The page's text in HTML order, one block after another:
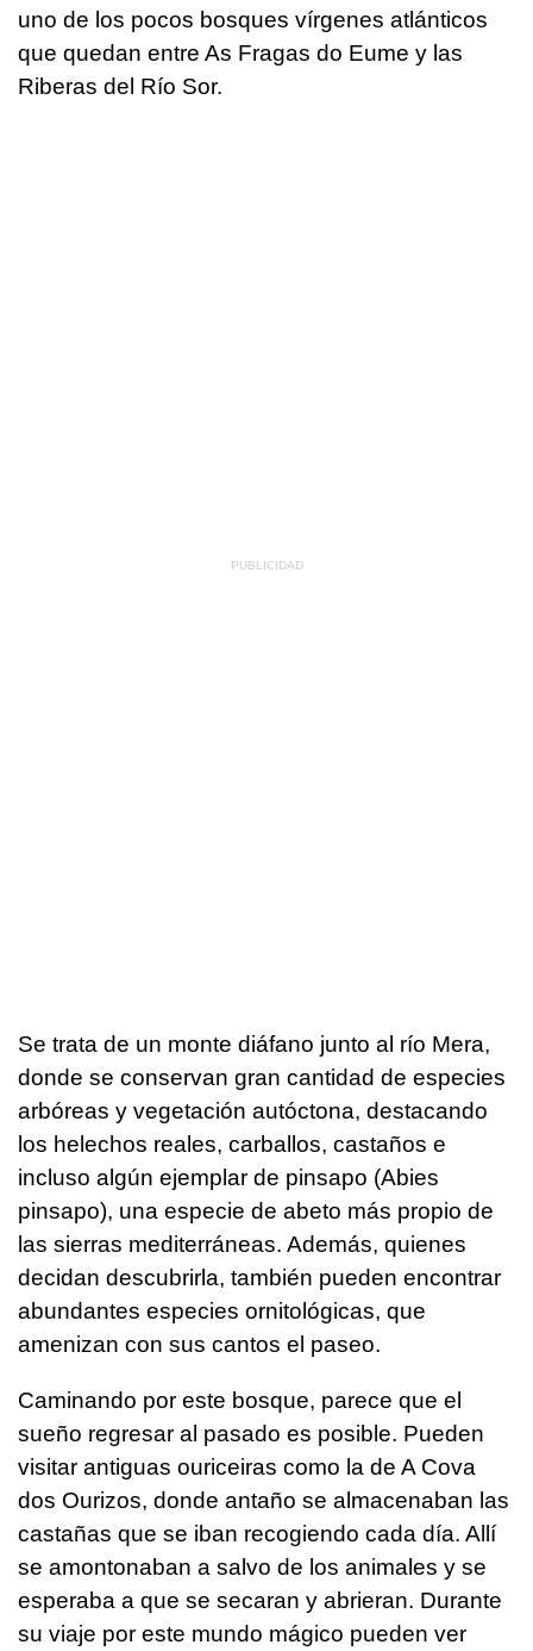
uno de los pocos bosques vírgenes atlánticos
que quedan entre As Fragas do Eume y las
Riberas del Río Sor.
Se trata de un monte diáfano junto al río Mera,
donde se conservan gran cantidad de especies
arbóreas y vegetación autóctona, destacando
los helechos reales, carballos, castaños e
incluso algún ejemplar de pinsapo (Abies
pinsapo), una especie de abeto más propio de
las sierras mediterráneas. Además, quienes
decidan descubrirla, también pueden encontrar
abundantes especies ornitológicas, que
amenizan con sus cantos el paseo.
Caminando por este bosque, parece que el
sueño regresar al pasado es posible. Pueden
visitar antiguas ouriceiras como la de A Cova
dos Ourizos, donde antaño se almacenaban las
castañas que se iban recogiendo cada día. Allí
se amontonaban a salvo de los animales y se
esperaba a que se secaran y abrieran. Durante
su viaje por este mundo mágico pueden ver